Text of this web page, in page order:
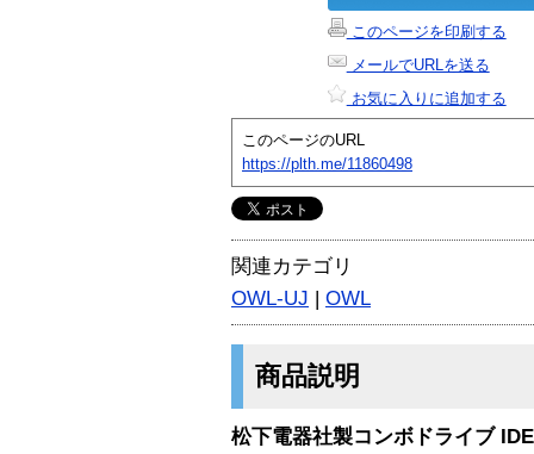
このページを印刷する
メールでURLを送る
お気に入りに追加する
このページのURL
https://plth.me/11860498
関連カテゴリ
OWL-UJ | OWL
商品説明
松下電器社製コンボドライブ